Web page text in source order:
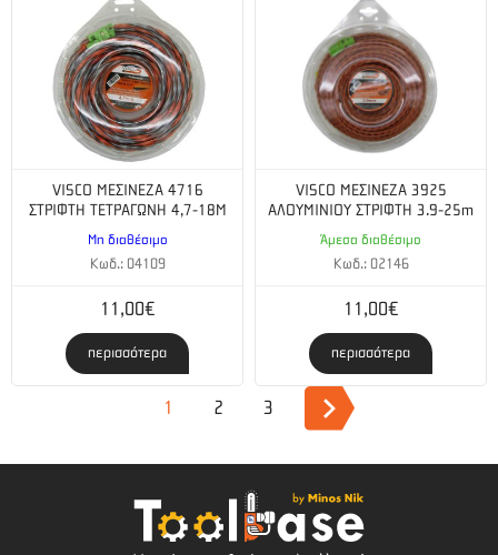
VISCO ΜΕΣΙΝΕΖΑ 4716
ΣΤΡΙΦΤΗ ΤΕΤΡΑΓΩΝΗ 4,7-18Μ
Μη διαθέσιμο
Κωδ.: 04109
11,00€
περισσότερα
VISCO ΜΕΣΙΝΕΖΑ 3925
ΑΛΟΥΜΙΝΙΟΥ ΣΤΡΙΦΤΗ 3.9-25m
Άμεσα διαθέσιμο
Κωδ.: 02146
11,00€
περισσότερα
1 2 3